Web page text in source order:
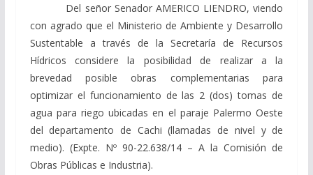
Del señor Senador AMERICO LIENDRO, viendo
con agrado que el Ministerio de Ambiente y Desarrollo
Sustentable a través de la Secretaría de Recursos
Hídricos considere la posibilidad de realizar a la
brevedad posible obras complementarias para
optimizar el funcionamiento de las 2 (dos) tomas de
agua para riego ubicadas en el paraje Palermo Oeste
del departamento de Cachi (llamadas de nivel y de
medio). (Expte. Nº 90-22.638/14 – A la Comisión de
Obras Públicas e Industria).